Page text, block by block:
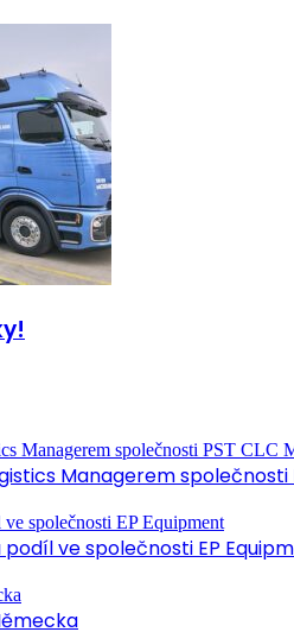
Managerem společnosti
ve společnosti EP